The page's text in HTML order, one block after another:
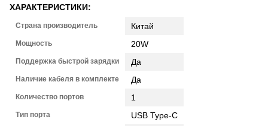
ХАРАКТЕРИСТИКИ:
Страна производитель Китай
Мощность 20W
Поддержка быстрой зарядки Да
Наличие кабеля в комплекте Да
Количество портов 1
Тип порта USB Type-C